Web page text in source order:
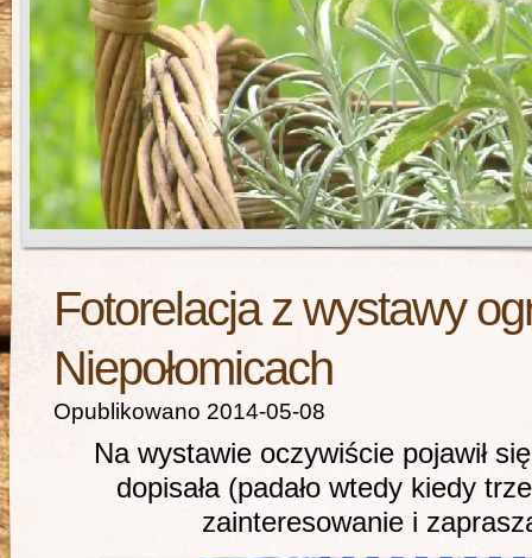
Fotorelacja z wystawy
Niepołomicach
Opublikowano 2014-05-08
Na wystawie oczywiście pojawił
dopisała (padało wtedy kiedy
zainteresowanie i